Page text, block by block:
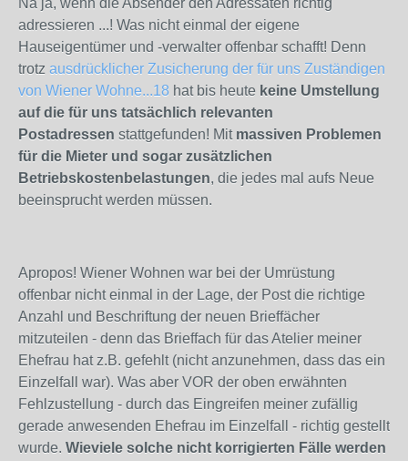
Na ja, wenn die Absender den Adressaten richtig
adressieren ...! Was nicht einmal der eigene
Hauseigentümer und -verwalter offenbar schafft! Denn
trotz ausdrücklicher Zusicherung der für uns Zuständigen
von Wiener Wohne...18 hat bis heute keine Umstellung
auf die für uns tatsächlich relevanten
Postadressen stattgefunden! Mit massiven Problemen
für die Mieter und sogar zusätzlichen
Betriebskostenbelastungen, die jedes mal aufs Neue
beeinsprucht werden müssen.
Apropos! Wiener Wohnen war bei der Umrüstung
offenbar nicht einmal in der Lage, der Post die richtige
Anzahl und Beschriftung der neuen Brieffächer
mitzuteilen - denn das Brieffach für das Atelier meiner
Ehefrau hat z.B. gefehlt (nicht anzunehmen, dass das ein
Einzelfall war). Was aber VOR der oben erwähnten
Fehlzustellung - durch das Eingreifen meiner zufällig
gerade anwesenden Ehefrau im Einzelfall - richtig gestellt
wurde. Wieviele solche nicht korrigierten Fälle werden